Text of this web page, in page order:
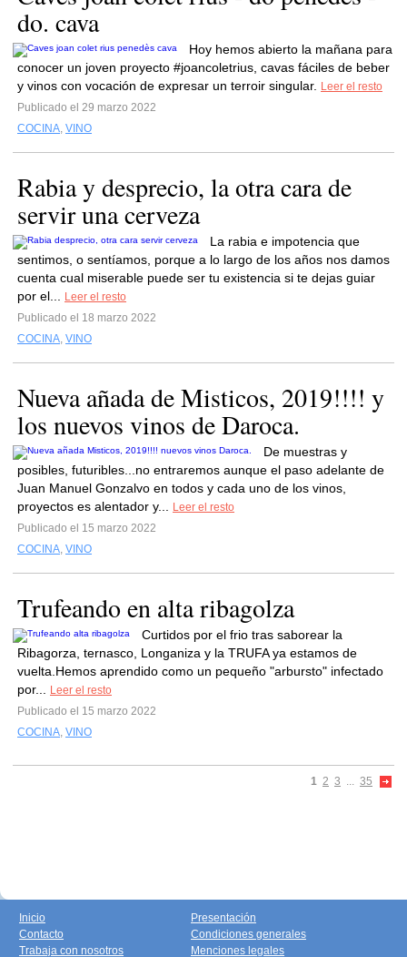
do. cava
Hoy hemos abierto la mañana para
conocer un joven proyecto #joancoletrius, cavas fáciles de beber
y vinos con vocación de expresar un terroir singular.
Leer el resto
Publicado el 29 marzo 2022
COCINA, VINO
Rabia y desprecio, la otra cara de
servir una cerveza
La rabia e impotencia que
sentimos, o sentíamos, porque a lo largo de los años nos damos
cuenta cual miserable puede ser tu existencia si te dejas guiar
por el...
Leer el resto
Publicado el 18 marzo 2022
COCINA, VINO
Nueva añada de Misticos, 2019!!!! y
los nuevos vinos de Daroca.
De muestras y
posibles, futuribles...no entraremos aunque el paso adelante de
Juan Manuel Gonzalvo en todos y cada uno de los vinos,
proyectos es alentador y...
Leer el resto
Publicado el 15 marzo 2022
COCINA, VINO
Trufeando en alta ribagolza
Curtidos por el frio tras saborear la
Ribagorza, ternasco, Longaniza y la TRUFA ya estamos de
vuelta.Hemos aprendido como un pequeño "arbursto" infectado
por...
Leer el resto
Publicado el 15 marzo 2022
COCINA, VINO
1 2 3 ... 35
Inicio
Contacto
Trabaja con nosotros
Presentación
Condiciones generales
Menciones legales